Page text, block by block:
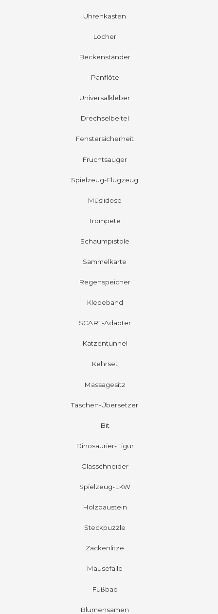
Uhrenkasten
Locher
Beckenständer
Panflöte
Universalkleber
Drechselbeitel
Fenstersicherheit
Fruchtsauger
Spielzeug-Flugzeug
Müslidose
Trompete
Schaumpistole
Sammelkarte
Regenspeicher
Klebeband
SCART-Adapter
Katzentunnel
Kehrset
Massagesitz
Taschen-Übersetzer
Bit
Dinosaurier-Figur
Glasschneider
Spielzeug-LKW
Holzbaustein
Steckpuzzle
Zackenlitze
Mausefalle
Fußbad
Blumensamen